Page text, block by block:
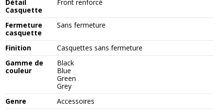
Détail
Casquette
Front renforcé
Fermeture
casquette
Sans fermeture
Finition
Casquettes sans fermeture
Gamme de
couleur
Black
Blue
Green
Grey
Genre
Accessoires